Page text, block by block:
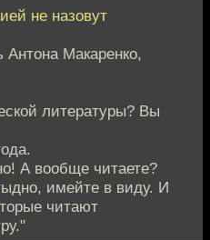
не назовут
Антона Макаренко,
литературы? Вы
А вообще читаете?
имейте в виду. И
читают